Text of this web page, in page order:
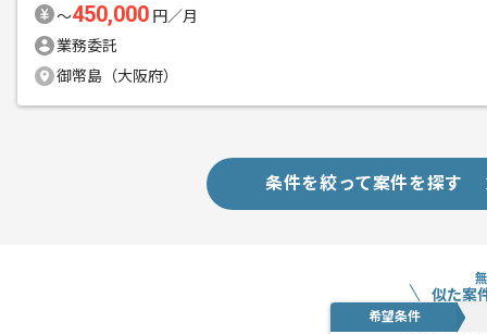
〜450,000 円／月
業務委託
御幣島（大阪府）
条件を絞って案件を探す
似た案
希望条件